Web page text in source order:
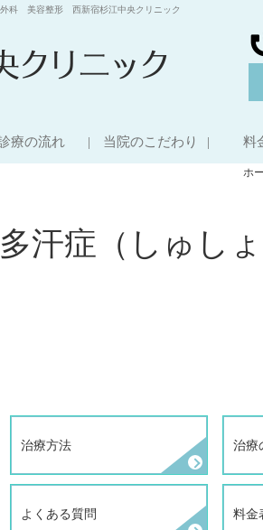
外科 美容整形 西新宿杉江中央クリニック
療の流れ 当院のこだわり 料
ホ
汗症（しゅし
治療方法 治療
よくある質問 料金